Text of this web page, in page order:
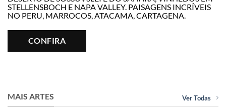
STELLENSBOCH E NAPA VALLEY. PAISAGENS INCRÍVEIS
NO PERU, MARROCOS, ATACAMA, CARTAGENA.
CONFIRA
MAIS ARTES Ver Todas